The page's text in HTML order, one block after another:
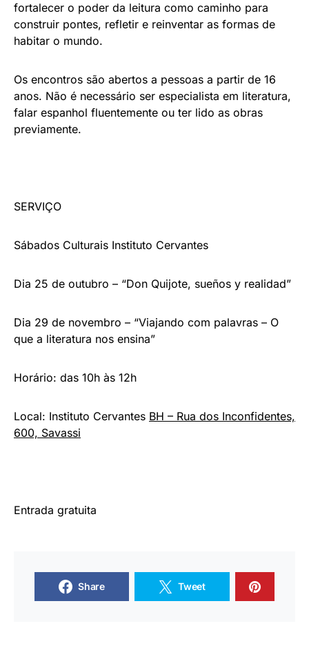
fortalecer o poder da leitura como caminho para
construir pontes, refletir e reinventar as formas de
habitar o mundo.
Os encontros são abertos a pessoas a partir de 16
anos. Não é necessário ser especialista em literatura,
falar espanhol fluentemente ou ter lido as obras
previamente.
SERVIÇO
Sábados Culturais Instituto Cervantes
Dia 25 de outubro – “Don Quijote, sueños y realidad”
Dia 29 de novembro – “Viajando com palavras – O
que a literatura nos ensina”
Horário: das 10h às 12h
Local: Instituto Cervantes BH – Rua dos Inconfidentes,
600, Savassi
Entrada gratuita
Share Tweet